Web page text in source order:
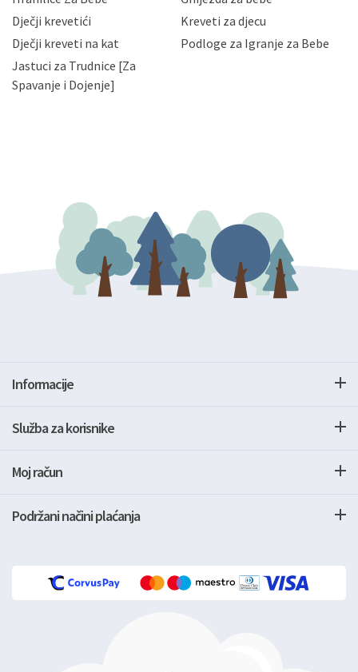
slučajevima koji su dozvoljeni zakonima. Napominjemo
da možete u svako doba, u potpunosti ili djelomice,
zatražiti prestanak aktivnosti obrade Vaših osobnih
podataka. Opoziv privole možete podnijeti poštom na
gore navedenu adresu ili e-mailom na adresu:
Dječji krevetići
Kreveti za djecu
Dječji kreveti na kat
Podloge za Igranje za Bebe
Jastuci za Trudnice [Za
Spavanje i Dojenje]
Informacije
Služba za korisnike
Moj račun
Podržani načini plaćanja